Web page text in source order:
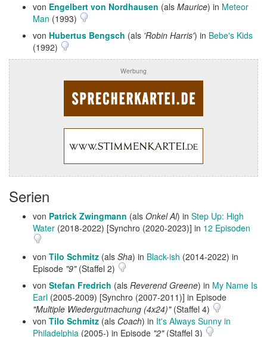
von Engelbert von Nordhausen (als Maurice) in Meteor
Man (1993)
von Hubertus Bengsch (als 'Robin Harris') in Bebe's Kids
(1992)
Werbung
Serien
von Patrick Zwingmann (als Onkel Al) in Step Up: High
Water (2018-2022) [Synchro (2020-2023)] in 12 Episoden
von Tilo Schmitz (als Sha) in Black-ish (2014-2022) in
Episode "9"(Staffel 2)
von Stefan Fredrich (als Reverend Greene) in My Name Is
Earl (2005-2009) [Synchro (2007-2011)] in Episode
"Multiple Wiedergutmachung (4x24)"(Staffel 4)
von Tilo Schmitz (als Coach) in It's Always Sunny in
Philadelphia (2005-) in Episode "2"(Staffel 3)